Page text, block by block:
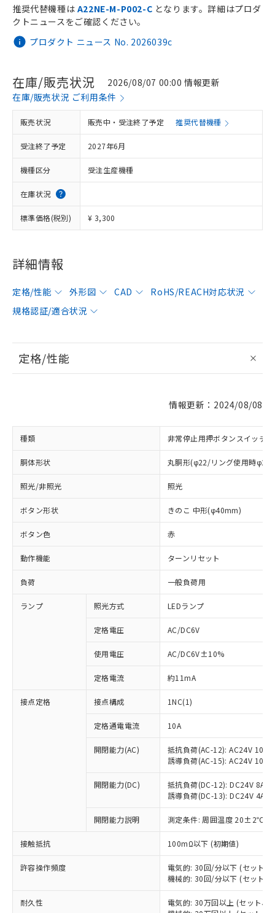
プロダクト ニュース No. 2026039c
推奨代替機種は A22NE-M-P002-C となります。詳細はプロダ
クトニュースをご確認ください。
在庫/販売状況
2026/08/07 00:00 情報更新
在庫/販売状況 ご利用条件
販売状況 販売中・受注終了予定 推奨代替機種
受注終了予定 2027年6月
機種区分 受注生産機種
在庫状況
標準価格(税別) ¥ 3,300
詳細情報
定格/性能 外形図 CAD
RoHS/REACH対応状況
規格認証/適合状況
定格/性能
情報更新：2024/08/08
種類 非常停止用押ボタンスイッチ
胴体形状 丸胴形(φ22/リング使用時
照光/非照光 照光
ボタン形状 きのこ 中形(φ40mm)
ボタン色 赤
動作機能 ターンリセット
負荷 一般負荷用
ランプ 照光方式 LEDランプ
定格電圧 AC/DC6V
使用電圧 AC/DC6V±10%
定格電流 約11mA
接点定格 接点構成 1NC(1)
定格通電電流 10A
開閉能力(AC)
抵抗負荷(AC-12): AC24V 10A/
誘導負荷(AC-15): AC24V
開閉能力(DC)
抵抗負荷(DC-12): DC24V 8A/
誘導負荷(DC-13): DC24V 4A/
開閉能力説明 測定条件: 周囲温度 20±2℃、
接触抵抗 100mΩ以下 (初期値)
許容操作頻度
電気的: 30回/分以下 (セット
機械的: 30回/分以下 (セット
耐久性
電気的: 30万回以上 (セット、
ご利用条件
以下の条件をお読みいただき、同意のうえ
ご利用ください。
本サービスは、当社制御機器事業取扱
商品の当社在庫状況および標準価格
(税抜)を提供させていただくもので
当社制御機器事業取扱商品の中には、
※1 対応状況
対応済み：EU RoHS指令（10物質）の
非含有に対応した製品が提供可能な商品で
対応予定：EU RoHS指令（10物質）の非含
有に対応した製品に切り替える予定のある
対応予定なし：EU RoHS指令（10物質）の
非含有に非対応の商品で、対応品を出す予
調査・確認中：EU RoHS指令（10物質）の
非含有の対応状況を調査中または確認中の
商品です。
非該当品：ライセンス料など無形物で、有
害物質有無と関係のない商品です。
仕入先様の事情により、非含有部品として
「○」：最大均質材料含有率が中国RoHSの
基準値以下であることを示します。
「×」：最大均質材料含有率が中国RoHSの